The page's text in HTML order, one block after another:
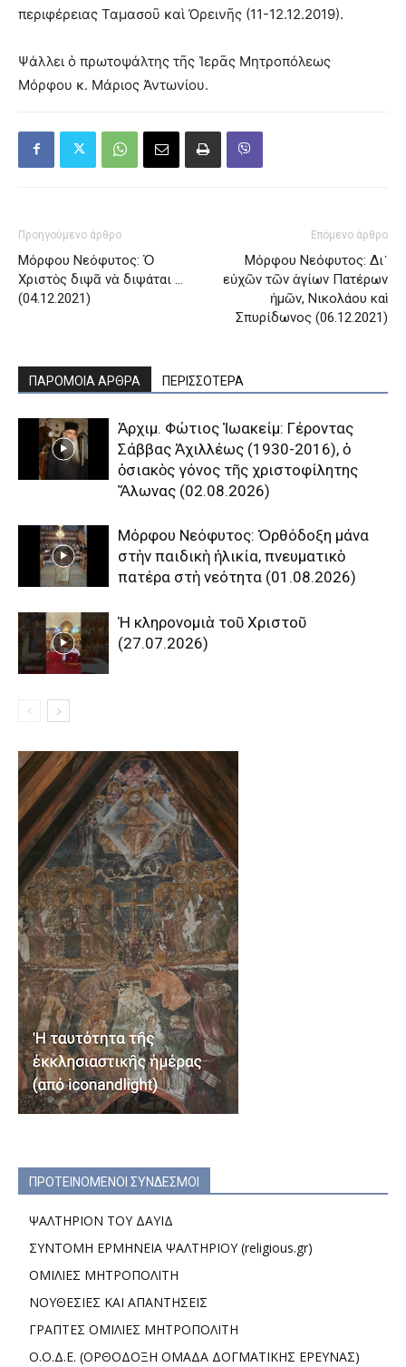
περιφέρειας Ταμασοῦ καὶ Ὀρεινῆς (11-12.12.2019).
Ψάλλει ὁ πρωτοψάλτης τῆς Ἱερᾶς Μητροπόλεως
Μόρφου κ. Μάριος Ἀντωνίου.
Προηγούμενο άρθρο
Μόρφου Νεόφυτος: Ὁ
Χριστὸς διψᾶ νὰ διψάται …
(04.12.2021)
Επόμενο άρθρο
Μόρφου Νεόφυτος: Δι᾿
εὐχῶν τῶν ἁγίων Πατέρων
ἡμῶν, Νικολάου καὶ
Σπυρίδωνος (06.12.2021)
ΠΑΡΟΜΟΙΑ ΑΡΘΡΑ ΠΕΡΙΣΣΟΤΕΡΑ
Ἀρχιμ. Φώτιος Ἰωακείμ: Γέροντας
Σάββας Ἀχιλλέως (1930-2016), ὁ
ὁσιακὸς γόνος τῆς χριστοφίλητης
Ἅλωνας (02.08.2026)
Μόρφου Νεόφυτος: Ὀρθόδοξη μάνα
στὴν παιδικὴ ἡλικία, πνευματικὸ
πατέρα στὴ νεότητα (01.08.2026)
Ἡ κληρονομιὰ τοῦ Χριστοῦ
(27.07.2026)
ΠΡΟΤΕΙΝΟΜΕΝΟΙ ΣΥΝΔΕΣΜΟΙ
ΨΑΛΤΗΡΙΟΝ ΤΟΥ ΔΑΥΙΔ
ΣΥΝΤΟΜΗ ΕΡΜΗΝΕΙΑ ΨΑΛΤΗΡΙΟΥ (religious.gr)
ΟΜΙΛΙΕΣ ΜΗΤΡΟΠΟΛΙΤΗ
ΝΟΥΘΕΣΙΕΣ ΚΑΙ ΑΠΑΝΤΗΣΕΙΣ
ΓΡΑΠΤΕΣ ΟΜΙΛΙΕΣ ΜΗΤΡΟΠΟΛΙΤΗ
Ο.Ο.Δ.Ε. (ΟΡΘΟΔΟΞΗ ΟΜΑΔΑ ΔΟΓΜΑΤΙΚΗΣ ΕΡΕΥΝΑΣ)